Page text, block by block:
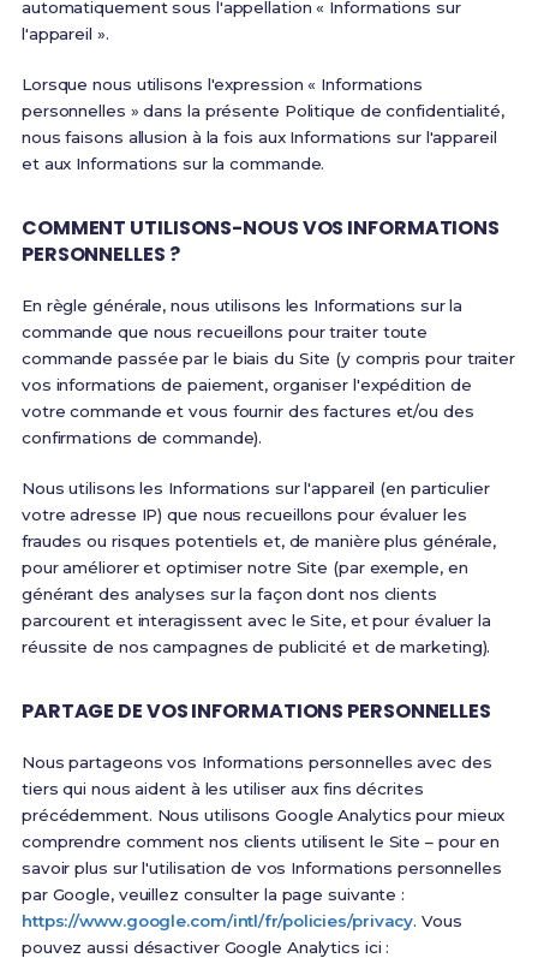
automatiquement sous l'appellation « Informations sur
l'appareil ».
Lorsque nous utilisons l'expression « Informations
personnelles » dans la présente Politique de confidentialité,
nous faisons allusion à la fois aux Informations sur l'appareil
et aux Informations sur la commande.
COMMENT UTILISONS-NOUS VOS INFORMATIONS
PERSONNELLES ?
En règle générale, nous utilisons les Informations sur la
commande que nous recueillons pour traiter toute
commande passée par le biais du Site (y compris pour traiter
vos informations de paiement, organiser l'expédition de
votre commande et vous fournir des factures et/ou des
confirmations de commande).
Nous utilisons les Informations sur l'appareil (en particulier
votre adresse IP) que nous recueillons pour évaluer les
fraudes ou risques potentiels et, de manière plus générale,
pour améliorer et optimiser notre Site (par exemple, en
générant des analyses sur la façon dont nos clients
parcourent et interagissent avec le Site, et pour évaluer la
réussite de nos campagnes de publicité et de marketing).
PARTAGE DE VOS INFORMATIONS PERSONNELLES
Nous partageons vos Informations personnelles avec des
tiers qui nous aident à les utiliser aux fins décrites
précédemment. Nous utilisons Google Analytics pour mieux
comprendre comment nos clients utilisent le Site – pour en
savoir plus sur l'utilisation de vos Informations personnelles
par Google, veuillez consulter la page suivante :
https://www.google.com/intl/fr/policies/privacy. Vous
pouvez aussi désactiver Google Analytics ici :